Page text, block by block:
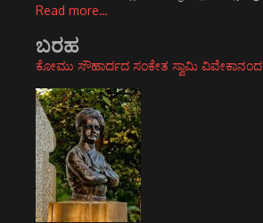
Read more…
ಬರಹ
ಕೋಮು ಸೌಹಾರ್ದದ ಸಂಕೇತ ಸ್ವಾಮಿ ವಿವೇಕಾನಂದ